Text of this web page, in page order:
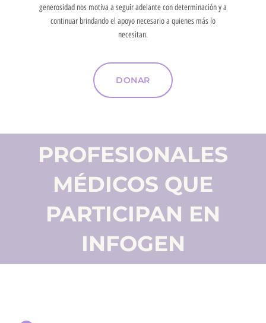
generosidad nos motiva a seguir adelante con determinación y a
continuar brindando el apoyo necesario a quienes más lo
necesitan.
DONAR
PROFESIONALES
MÉDICOS QUE
PARTICIPAN EN
INFOGEN